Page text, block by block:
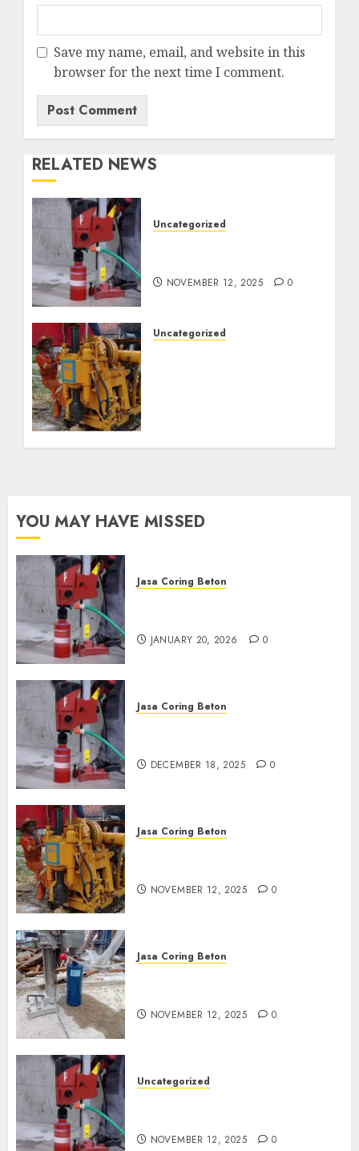
Save my name, email, and website in this
browser for the next time I comment.
RELATED NEWS
Uncategorized
NOVEMBER 12, 2025 0
Uncategorized
YOU MAY HAVE MISSED
Jasa Coring Beton
JANUARY 20, 2026 0
Jasa Coring Beton
DECEMBER 18, 2025 0
Jasa Coring Beton
NOVEMBER 12, 2025 0
Jasa Coring Beton
NOVEMBER 12, 2025 0
Uncategorized
NOVEMBER 12, 2025 0